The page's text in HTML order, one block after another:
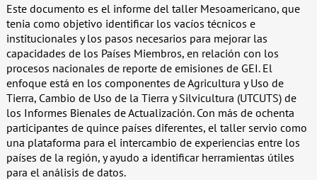
Este documento es el informe del taller Mesoamericano, que
tenia como objetivo identificar los vacíos técnicos e
institucionales y los pasos necesarios para mejorar las
capacidades de los Países Miembros, en relación con los
procesos nacionales de reporte de emisiones de GEI. El
enfoque está en los componentes de Agricultura y Uso de
Tierra, Cambio de Uso de la Tierra y Silvicultura (UTCUTS) de
los Informes Bienales de Actualización. Con más de ochenta
participantes de quince países diferentes, el taller servio como
una plataforma para el intercambio de experiencias entre los
países de la región, y ayudo a identificar herramientas útiles
para el análisis de datos.